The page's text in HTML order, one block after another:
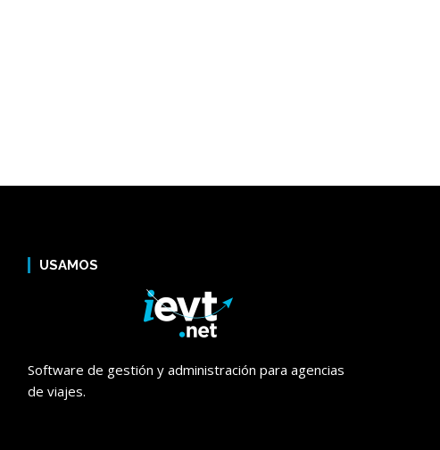
USAMOS
Software de gestión y administración para agencias
de viajes.